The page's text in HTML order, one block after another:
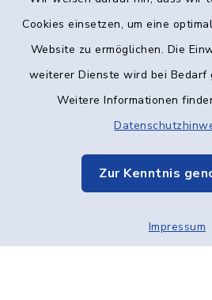
Cookies einsetzen, um eine
Website zu ermöglichen. Die
weiterer Dienste wird bei Bedarf
Weitere Informationen
Zur Kenntnis
Impressum
Kontakt
Elektronische
Sitemap